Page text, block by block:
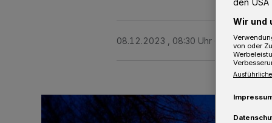
08.12.2023 , 08:30 Uhr Eine Minute
den USA
Wir und
von oder